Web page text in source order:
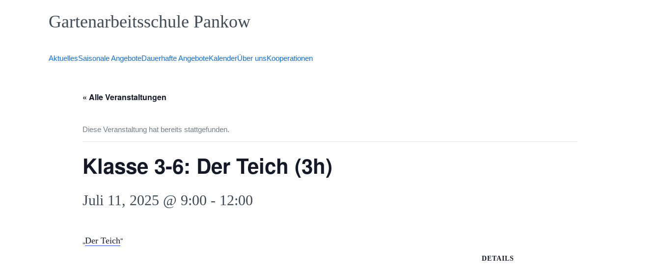
Gartenarbeitsschule Pankow
AktuellesSaisonale AngeboteDauerhafte AngeboteKalenderÜber unsKooperationen
« Alle Veranstaltungen
Diese Veranstaltung hat bereits stattgefunden.
Klasse 3-6: Der Teich (3h)
Juli 11, 2025 @ 9:00 - 12:00
Der Teich
DETAILS